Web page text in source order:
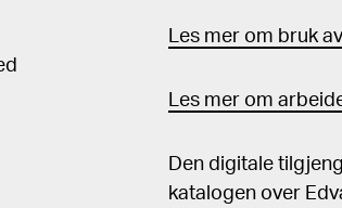
Les mer om bruk
Les mer om
Den digitale
katalogen over